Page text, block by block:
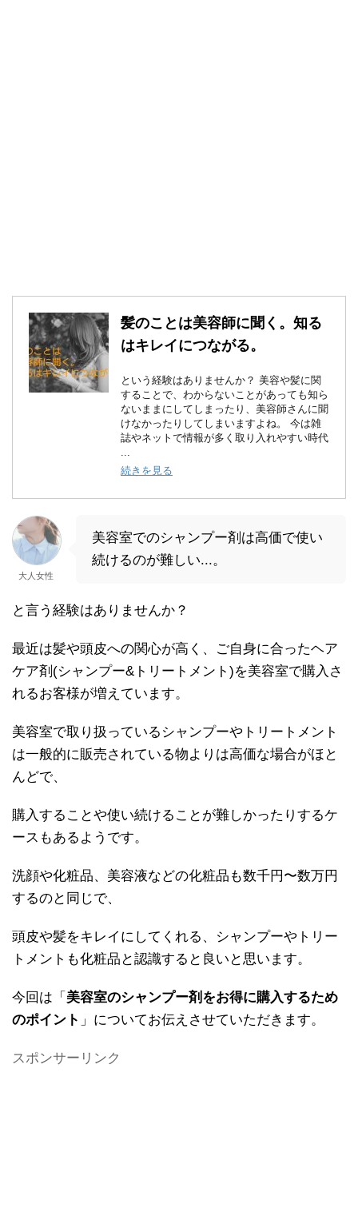
髪のことは美容師に聞く。知る
はキレイにつながる。
という経験はありませんか？ 美容や髪に関
することで、わからないことがあっても知ら
ないままにしてしまったり、美容師さんに聞
けなかったりしてしまいますよね。 今は雑
誌やネットで情報が多く取り入れやすい時代
...
続きを見る
大人女性
美容室でのシャンプー剤は高価で使い
続けるのが難しい...。
と言う経験はありませんか？
最近は髪や頭皮への関心が高く、ご自身に合ったヘア
ケア剤(シャンプー&トリートメント)を美容室で購入さ
れるお客様が増えています。
美容室で取り扱っているシャンプーやトリートメント
は一般的に販売されている物よりは高価な場合がほと
んどで、
購入することや使い続けることが難しかったりするケ
ースもあるようです。
洗顔や化粧品、美容液などの化粧品も数千円〜数万円
するのと同じで、
頭皮や髪をキレイにしてくれる、シャンプーやトリー
トメントも化粧品と認識すると良いと思います。
今回は「 美容室のシャンプー剤をお得に購入するため
のポイント 」についてお伝えさせていただきます。
スポンサーリンク